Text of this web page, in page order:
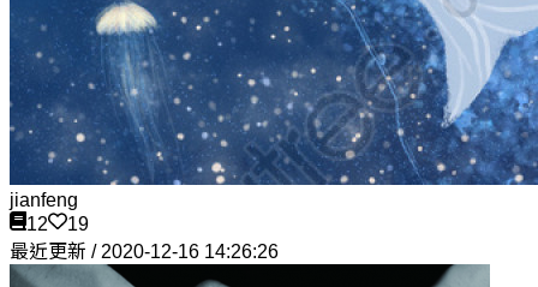
jianfeng
12
19
最近更新 / 2020-12-16 14:26:26